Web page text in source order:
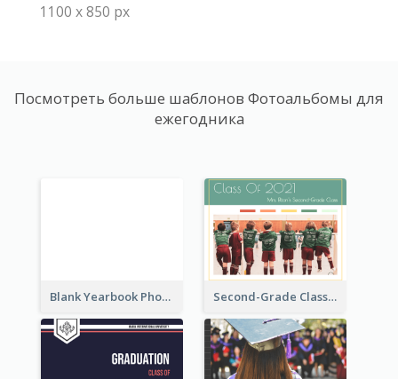
1100 x 850 px
Посмотреть больше шаблонов Фотоальбомы для
ежегодника
Blank Yearbook Photo Book Second-Grade Class Yearbook Photo Book